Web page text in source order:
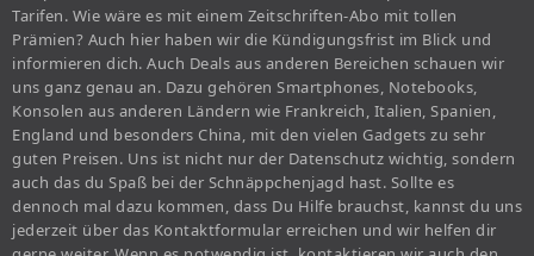
Tarifen. Wie wäre es mit einem Zeitschriften-Abo mit tollen
Prämien? Auch hier haben wir die Kündigungsfrist im Blick und
informieren dich. Auch Deals aus anderen Bereichen schauen wir
uns ganz genau an. Dazu gehören Smartphones, Notebooks,
Konsolen aus anderen Ländern wie Frankreich, Italien, Spanien,
England und besonders China, mit den vielen Gadgets zu sehr
guten Preisen. Uns ist nicht nur der Datenschutz wichtig, sondern
auch das du Spaß bei der Schnäppchenjagd hast. Sollte es
dennoch mal dazu kommen, dass Du Hilfe brauchst, kannst du uns
jederzeit über das Kontaktformular erreichen und wir helfen dir